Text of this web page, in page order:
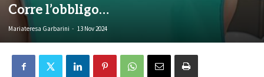
Corre l’obbligo…
Mariateresa Garbarini - 13 Nov 2024